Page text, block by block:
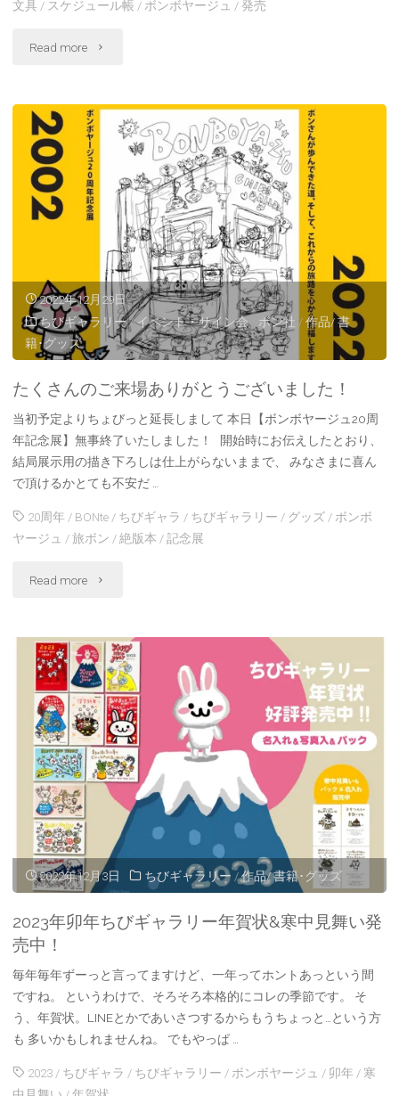
文具 / スケジュール帳 / ボンボヤージュ /発売
Read more "2024
び
ギ
ャ
ラ
ー
カ
ン
ダ
ー
売
で
2022年12月29日
ちびギャラリー/イベント・サイン会 ボン社 / 作品/ 書
籍･グッズ
たくさんのご来場ありがとうございました！
当初予定よりちょびっと延長しまして 本日【ボンボヤージュ20周
年記念展】無事終了いたしました！ 開始時にお伝えしたとおり、
結局展示用の描き下ろしは仕上がらないままで、 みなさまに喜ん
で頂けるかとても不安だ …
20周年/ BONte/ ちびギャラ / ちびギャラリー / グッズ/ ボンボ
ヤージュ /旅ボン /絶版本 /記念展
Read more "た
さ
ん
の
ご
が
う
ご
ざ
2022年12月3日 ちびギャラリー /作品/ 書籍･グッズ
2023年卯年ちびギャラリー年賀状&寒中見舞い発
売中！
毎年毎年ずーっと言ってますけど、一年ってホントあっという間
ですね。 というわけで、そろそろ本格的にコレの季節です。 そ
う、年賀状。LINEとかであいさつするからもうちょっと…という方
も 多いかもしれませんね。 でもやっぱ …
2023/ ちびギャラ / ちびギャラリー / ボンボヤージュ / 卯年/ 寒